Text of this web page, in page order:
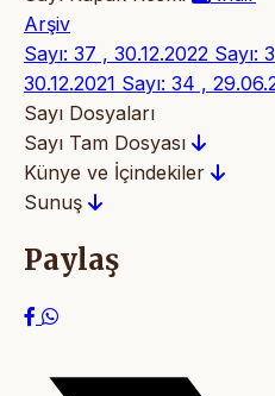
Arşiv
Sayı: 37 , 30.12.2022 Sayı:
30.12.2021 Sayı: 34 ,
Sayı Dosyaları
Sayı Tam Dosyası
Künye ve İçindekiler
Sunuş
Paylaş